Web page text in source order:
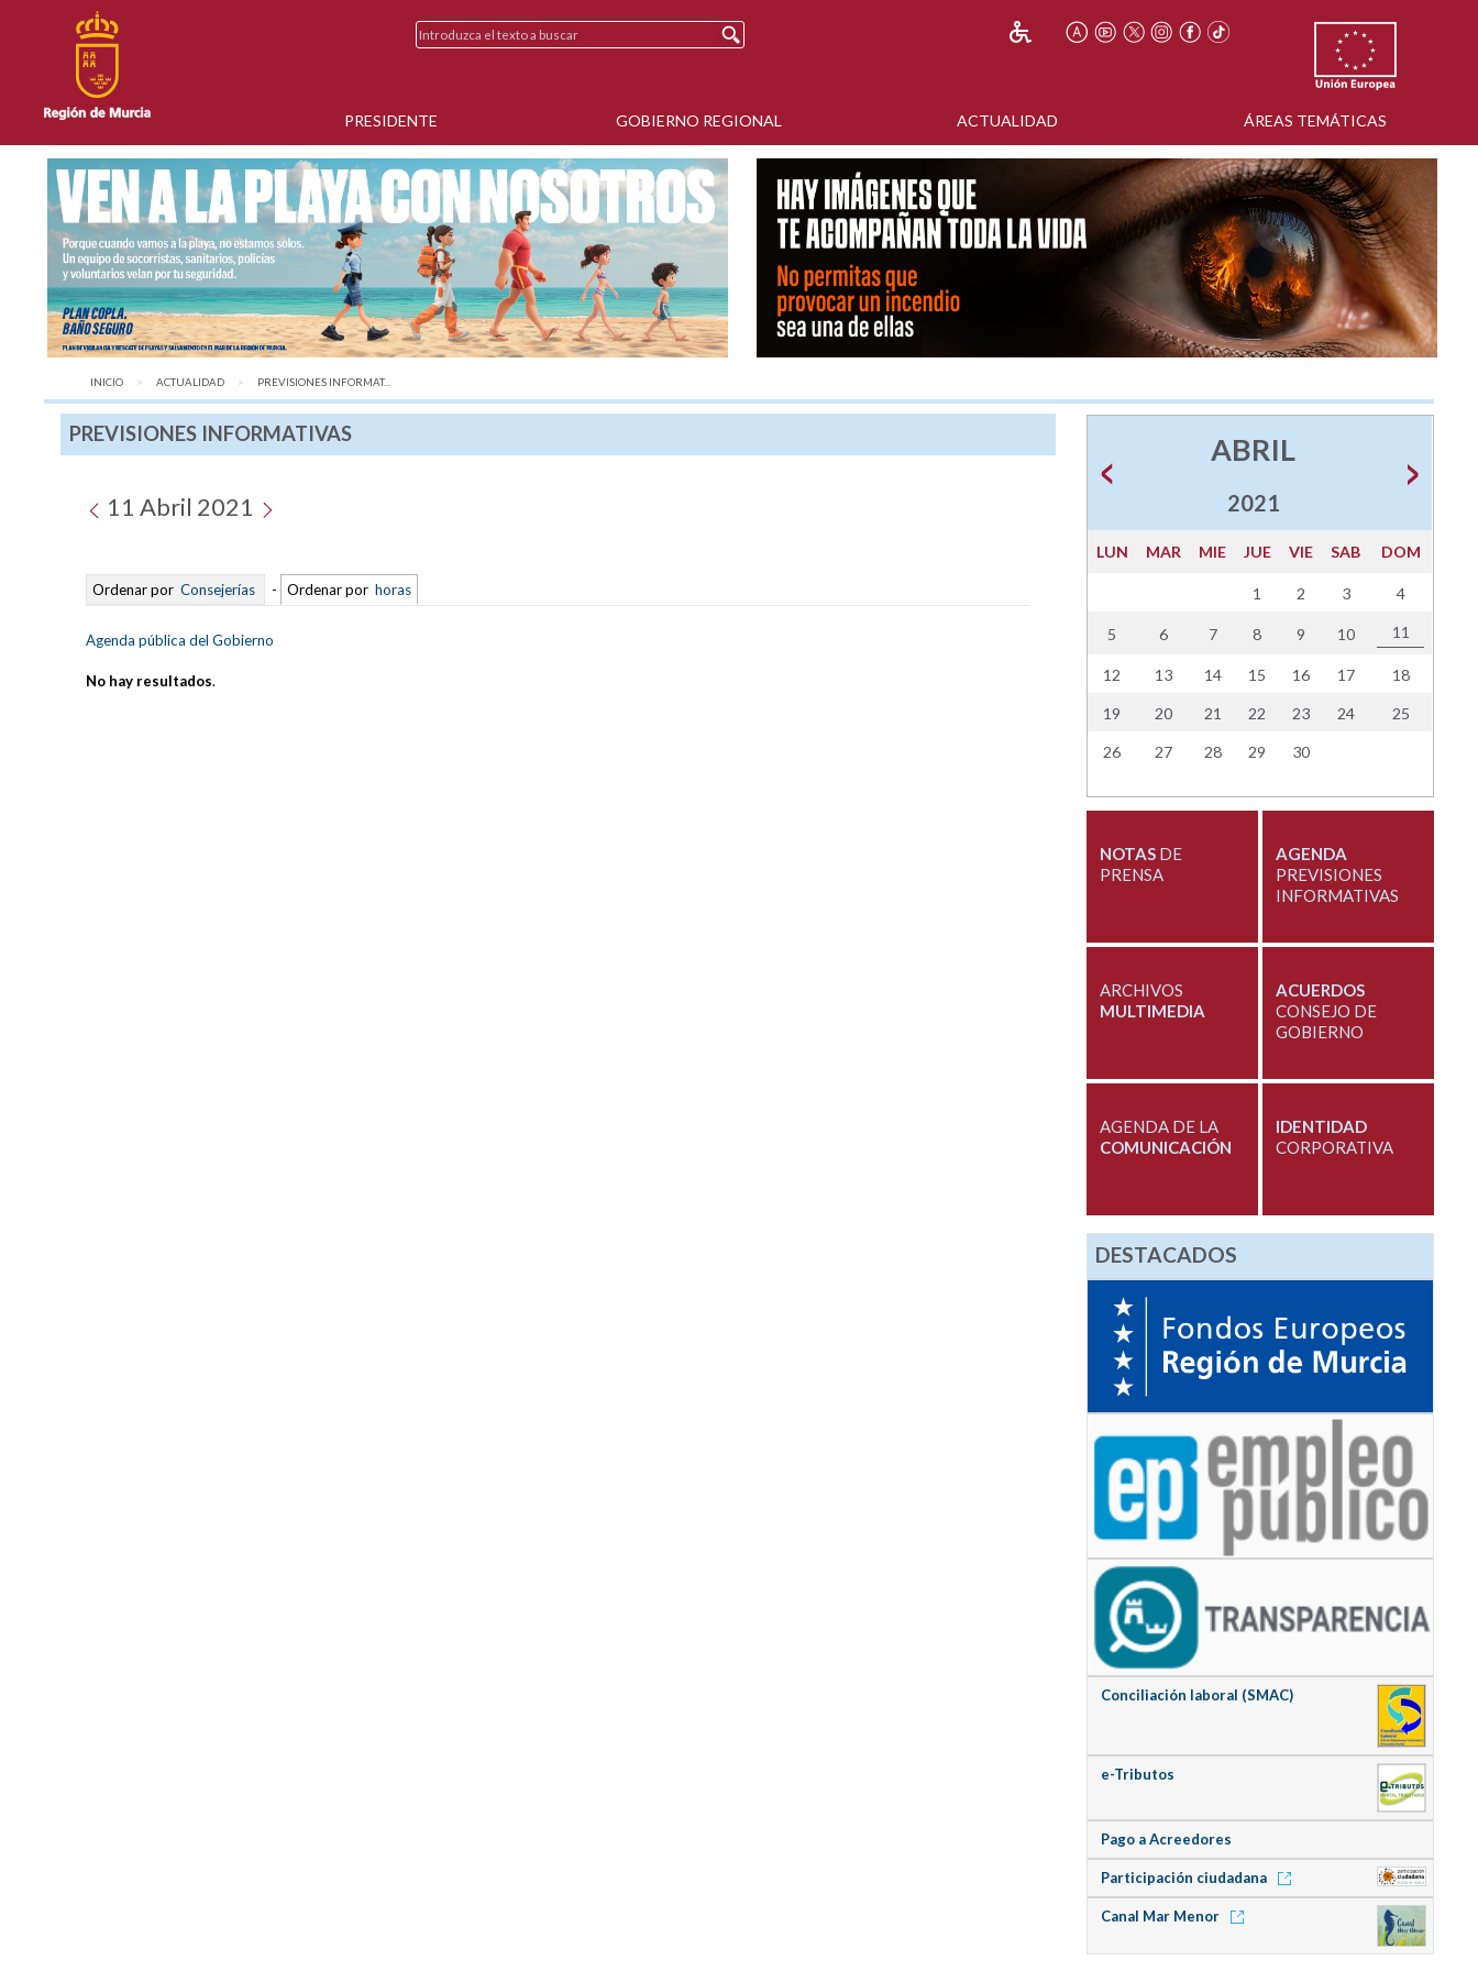
PRESIDENTE GOBIERNO REGIONAL ACTUALIDAD ÁREAS TEMÁTICAS
INICIO ACTUALIDAD AQUÍ:
PREVISIONES INFORMAT...
PREVISIONES INFORMATIVAS
11 Abril 2021
Ordenar por Consejerías - Ordenar por horas
Agenda pública del Gobierno
No hay resultados.
ABRIL
2021
LUN MAR MIE JUE VIE SAB DOM
1 2 3 4
5 6 7 8 9 10 11
12 13 14 15 16 17 18
19 20 21 22 23 24 25
26 27 28 29 30
NOTASDE
PRENSA
AGENDA
PREVISIONES
INFORMATIVAS
ARCHIVOS
MULTIMEDIA
ACUERDOS
CONSEJO DE
GOBIERNO
AGENDA DE LA
COMUNICACIÓN
IDENTIDAD
CORPORATIVA
DESTACADOS
Conciliación laboral (SMAC)
e-Tributos
Pago a Acreedores
Participación ciudadana
Canal Mar Menor